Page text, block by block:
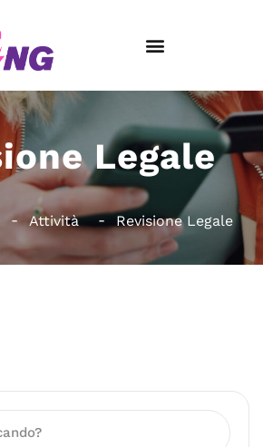
Legale
Attività Revisione Legale